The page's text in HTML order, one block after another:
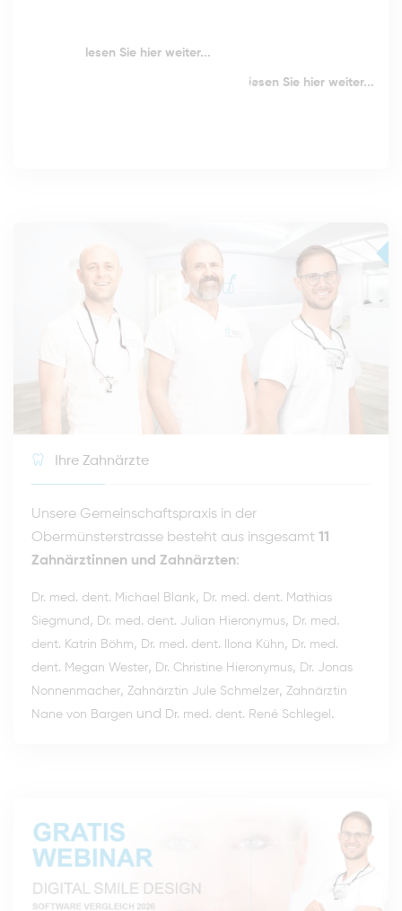
lesen Sie hier weiter...
lesen Sie hier weiter...
Ihre Zahnärzte
Unsere Gemeinschaftspraxis in der
Obermünsterstrasse besteht aus insgesamt 11
Zahnärztinnen und Zahnärzten:
Dr. med. dent. Michael Blank, Dr. med. dent. Mathias
Siegmund , Dr. med. dent. Julian Hieronymus, Dr. med.
dent. Katrin Böhm, Dr. med. dent. Ilona Kühn, Dr. med.
dent. Megan Wester, Dr. Christine Hieronymus, Dr. Jonas
Nonnenmacher, Zahnärztin Jule Schmelzer, Zahnärztin
Nane von Bargen und Dr. med. dent. René Schlegel .